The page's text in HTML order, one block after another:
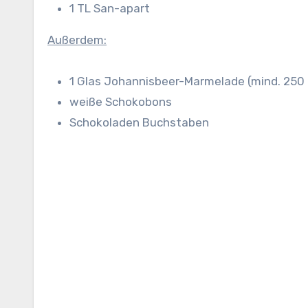
1 TL San-apart
Außerdem:
1 Glas Johannisbeer-Marmelade (mind. 250
weiße Schokobons
Schokoladen Buchstaben